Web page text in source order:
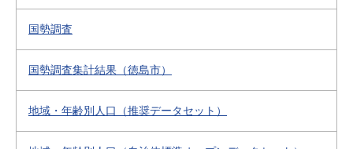
国勢調査
国勢調査集計結果（徳島市）
地域・年齢別人口（推奨データセット）